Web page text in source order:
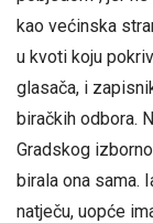
kao većinska
u kvoti koju
glasača, i
biračkih odbora.
Gradskog
birala ona sama.
natječu, uopće